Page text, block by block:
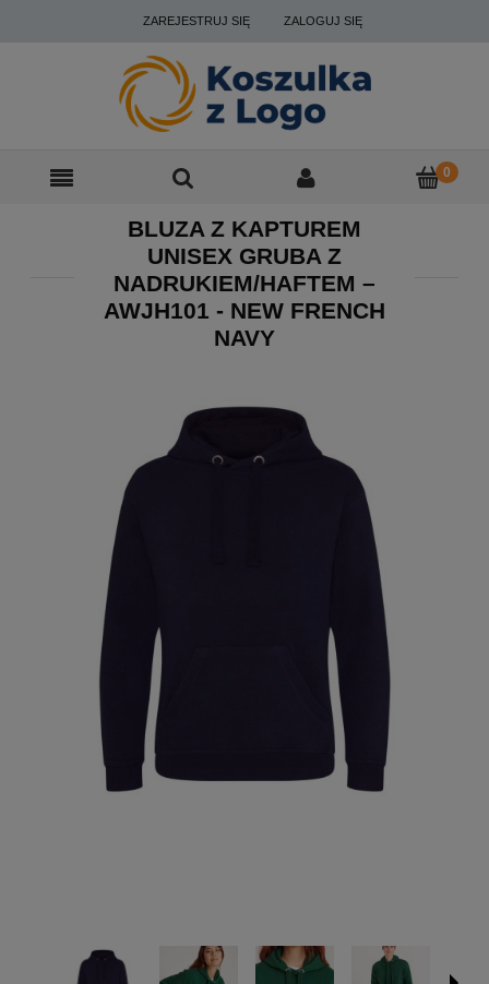
ZAREJESTRUJ SIĘ ZALOGUJ SIĘ
BLUZA Z KAPTUREM
UNISEX GRUBA Z
NADRUKIEM/HAFTEM –
AWJH101 - NEW FRENCH
NAVY